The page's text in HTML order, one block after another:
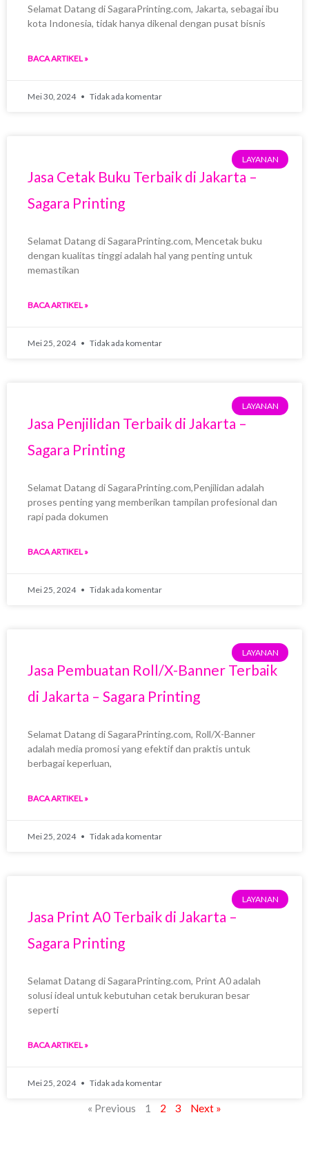
Selamat Datang di SagaraPrinting.com, Jakarta, sebagai ibu
kota Indonesia, tidak hanya dikenal dengan pusat bisnis
BACA ARTIKEL »
Mei 30, 2024 Tidak ada komentar
LAYANAN
Jasa Cetak Buku Terbaik di Jakarta –
Sagara Printing
Selamat Datang di SagaraPrinting.com, Mencetak buku
dengan kualitas tinggi adalah hal yang penting untuk
memastikan
BACA ARTIKEL »
Mei 25, 2024 Tidak ada komentar
LAYANAN
Jasa Penjilidan Terbaik di Jakarta –
Sagara Printing
Selamat Datang di SagaraPrinting.com,Penjilidan adalah
proses penting yang memberikan tampilan profesional dan
rapi pada dokumen
BACA ARTIKEL »
Mei 25, 2024 Tidak ada komentar
LAYANAN
Jasa Pembuatan Roll/X-Banner Terbaik
di Jakarta – Sagara Printing
Selamat Datang di SagaraPrinting.com, Roll/X-Banner
adalah media promosi yang efektif dan praktis untuk
berbagai keperluan,
BACA ARTIKEL »
Mei 25, 2024 Tidak ada komentar
LAYANAN
Jasa Print A0 Terbaik di Jakarta –
Sagara Printing
Selamat Datang di SagaraPrinting.com, Print A0 adalah
solusi ideal untuk kebutuhan cetak berukuran besar
seperti
BACA ARTIKEL »
Mei 25, 2024 Tidak ada komentar
« Previous 1 2 3 Next »